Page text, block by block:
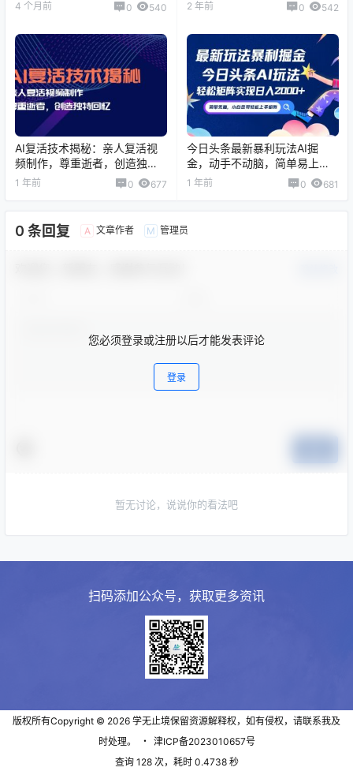
4 个月前 0 540 2 年前 0 542
AI复活技术揭秘：亲人复活视
频制作，尊重逝者，创造独特
回忆
1 年前 0 677
今日头条最新暴利玩法AI掘
金，动手不动脑，简单易上
手。小白也可轻松矩...
1 年前 0 681
0 条回复 A 文章作者 M 管理员
您必须登录或注册以后才能发表评论
登录
暂无讨论，说说你的看法吧
扫码添加公众号，获取更多资讯
版权所有Copyright © 2026 学无止境保留资源解释权，如有侵权，请联系我及
时处理。
・ 津ICP备2023010657号
查询 128 次，耗时 0.4738 秒